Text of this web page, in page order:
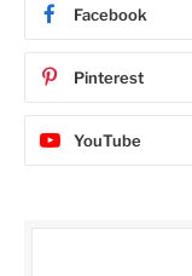
Facebook
Pinterest
YouTube